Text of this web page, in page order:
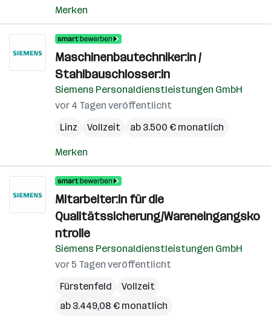
Merken
Maschinenbautechniker:in /
Stahlbauschlosser:in
Siemens Personaldienstleistungen GmbH
vor 4 Tagen veröffentlicht
Linz
Vollzeit ab 3.500 € monatlich
Merken
Mitarbeiter:in für die
Qualitätssicherung/Wareneingangsko
ntrolle
Siemens Personaldienstleistungen GmbH
vor 5 Tagen veröffentlicht
Fürstenfeld
Vollzeit
ab 3.449,08 € monatlich